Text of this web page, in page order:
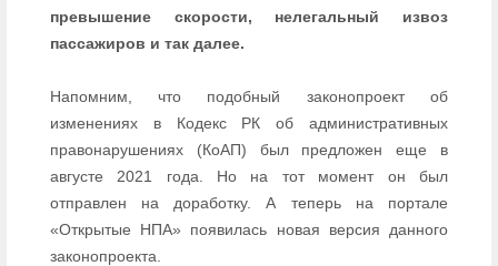
превышение скорости, нелегальный извоз
пассажиров и так далее.
Напомним, что подобный законопроект об
изменениях в Кодекс РК об административных
правонарушениях (КоАП) был предложен еще в
августе 2021 года. Но на тот момент он был
отправлен на доработку. А теперь на портале
«Открытые НПА» появилась новая версия данного
законопроекта.